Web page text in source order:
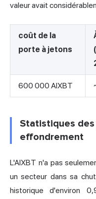
valeur avait
coût de la
porte à jetons
600 000 AIXBT
Statistiques
effondrement
L'AIXBT n'a pas
un secteur dans sa
historique d'environ